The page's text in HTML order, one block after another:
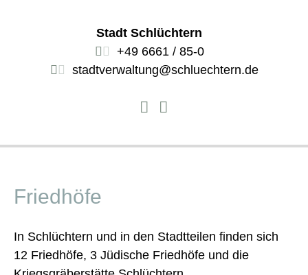
Stadt Schlüchtern
+49 6661 / 85-0
stadtverwaltung@schluechtern.de
Friedhöfe
In Schlüchtern und in den Stadtteilen finden sich
12 Friedhöfe, 3 Jüdische Friedhöfe und die